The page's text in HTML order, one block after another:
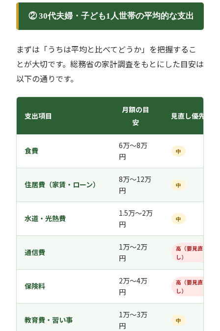
② 30代夫婦・子ども1人世帯の平均的な支出
まずは「うちは平均と比べてどうか」を把握するこ
とが大切です。総務省の家計調査をもとにした目安は
以下の通りです。
支出項目
月額の目
安
見直し優先度
食費
6万〜8万
円
中
住居費（家賃・ローン）
8万〜12万
円
中
水道・光熱費
1.5万〜2万
円
中
通信費
1万〜2万
円
高（要見直
し）
保険料
2万〜4万
円
高（要見直
し）
教育費・習い事
1万〜3万
円
中